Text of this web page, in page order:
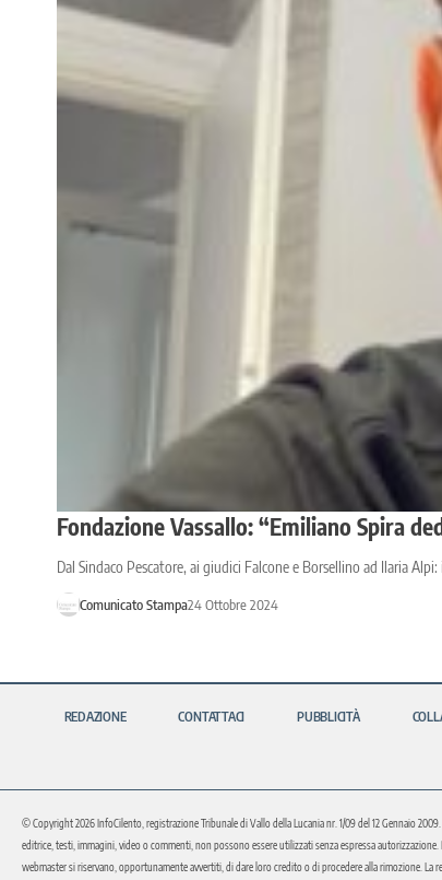
Fondazione Vassallo: “Emiliano Spira
Dal Sindaco Pescatore, ai giudici Falcone e Borsellino ad Ilaria
Comunicato Stampa24 Ottobre 2024
REDAZIONE CONTATTACI PUBBLICITÀ
© Copyright 2026 InfoCilento, registrazione Tribunale di Vallo della Lucania nr. 1/09 del 12 Gennaio
editrice, testi, immagini, video o commenti, non possono essere utilizzati senza espressa
webmaster si riservano, opportunamente avvertiti, di dare loro credito o di procedere alla rimozione.